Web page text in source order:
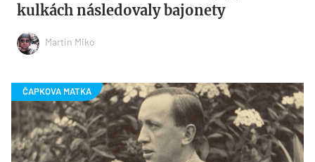
kulkách následovaly bajonety
Martin Miko